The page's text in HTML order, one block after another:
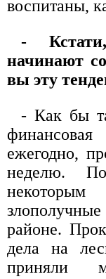
воспитаны,
-
начинают
вы эту
- Как бы
финансовая
ежегодно,
неделю.
районе.
дела на
приняли